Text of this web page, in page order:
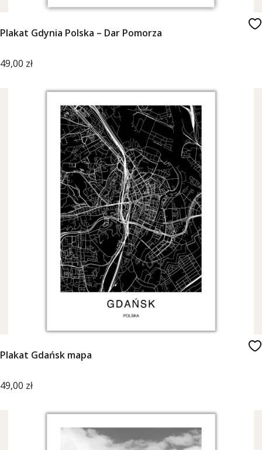
Plakat Gdynia Polska – Dar Pomorza
Cena
49,00 zł
Plakat Gdańsk mapa
Cena
49,00 zł